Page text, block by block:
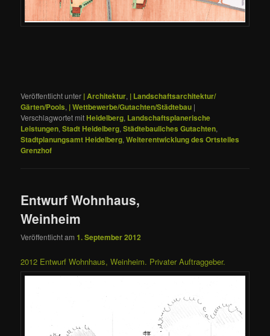
Veröffentlicht unter | Architektur, | Landschaftsarchitektur/
Gärten/Pools, | Wettbewerbe/Gutachten/Städtebau |
Verschlagwortet mitHeidelberg, Landschaftsplanerische
Leistungen,Stadt Heidelberg,Städtebauliches Gutachten,
Stadtplanungsamt Heidelberg,Weiterentwicklung des Ortsteiles
Grenzhof
Entwurf Wohnhaus,
Weinheim
Veröffentlicht am1. September 2012
2012 Entwurf Wohnhaus, Weinheim. Privater Auftraggeber.